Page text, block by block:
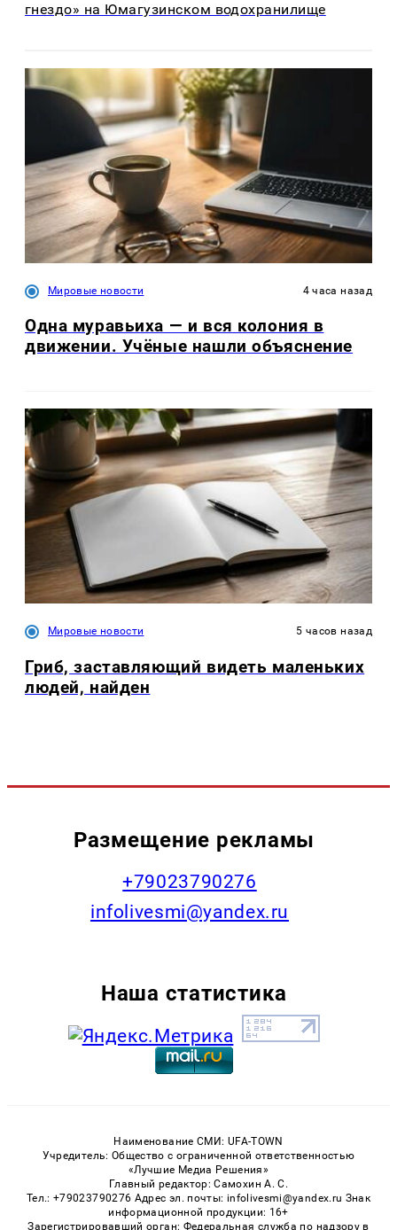
гнездо» на Юмагузинском водохранилище
Мировые новости 4 часа назад
Одна муравьиха — и вся колония в
движении. Учёные нашли объяснение
Мировые новости 5 часов назад
Гриб, заставляющий видеть маленьких
людей, найден
Размещение рекламы
+79023790276
infolivesmi@yandex.ru
Наша статистика
Наименование СМИ: UFA-TOWN
Учредитель: Общество с ограниченной ответственностью
«Лучшие Медиа Решения»
Главный редактор: Самохин А. С.
Тел.: +79023790276 Адрес эл. почты: infolivesmi@yandex.ru Знак
информационной продукции: 16+
Зарегистрировавший орган: Федеральная служба по надзору в